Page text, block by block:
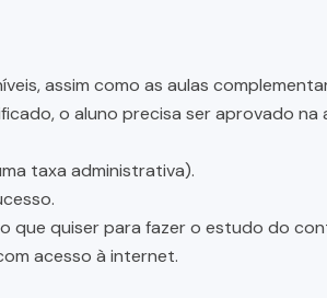
assim como as aulas
o aluno precisa ser aprovado
taxa administrativa).
que quiser para fazer o estudo do
acesso à internet.